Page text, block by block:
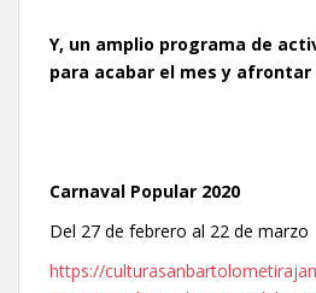
Y, un amplio programa de
para acabar el mes y afrontar
Carnaval Popular 2020
Del 27 de febrero al 22 de marzo
https://